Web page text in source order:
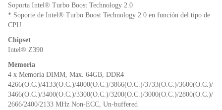
Soporta Intel® Turbo Boost Technology 2.0
* Soporte de Intel® Turbo Boost Technology 2.0 en función del tipo de
CPU
Chipset
Intel® Z390
Memoria
4 x Memoria DIMM, Max. 64GB, DDR4
4266(O.C.)/4133(O.C.)/4000(O.C.)/3866(O.C.)/3733(O.C.)/3600(O.C.)/
3466(O.C.)/3400(O.C.)/3300(O.C.)/3200(O.C.)/3000(O.C.)/2800(O.C.)/
2666/2400/2133 MHz Non-ECC, Un-buffered